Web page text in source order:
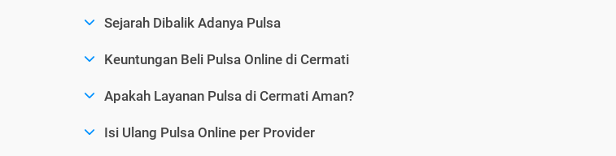
Sejarah Dibalik Adanya Pulsa
Keuntungan Beli Pulsa Online di Cermati
Apakah Layanan Pulsa di Cermati Aman?
Isi Ulang Pulsa Online per Provider